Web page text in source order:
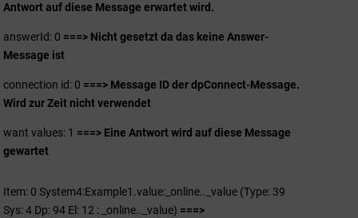
Antwort auf diese Message erwartet wird.
answerId: 0 ===> Nicht gesetzt da das keine Answer-
Message ist
connection id: 0 ===> Message ID der dpConnect-Message.
Wird zur Zeit nicht verwendet
want values: 1 ===> Eine Antwort wird auf diese Message
gewartet
Item: 0 System4:Example1.value:_online.._value (Type: 39
Sys: 4 Dp: 94 El: 12 : _online.._value) ===>